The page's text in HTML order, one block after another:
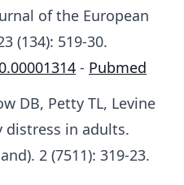
of the European
(134): 519-30.
- Pubmed
DB, Petty TL, Levine
distress in adults.
2 (7511): 319-23.